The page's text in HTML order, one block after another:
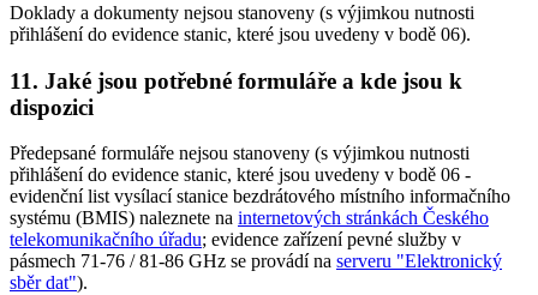
Doklady a dokumenty nejsou stanoveny (s výjimkou nutnosti
přihlášení do evidence stanic, které jsou uvedeny v bodě 06).
11. Jaké jsou potřebné formuláře a kde jsou k
dispozici
Předepsané formuláře nejsou stanoveny (s výjimkou nutnosti
přihlášení do evidence stanic, které jsou uvedeny v bodě 06 -
evidenční list vysílací stanice bezdrátového místního informačního
systému (BMIS) naleznete na internetových stránkách Českého
telekomunikačního úřadu; evidence zařízení pevné služby v
pásmech 71-76 / 81-86 GHz se provádí na serveru "Elektronický
sběr dat").